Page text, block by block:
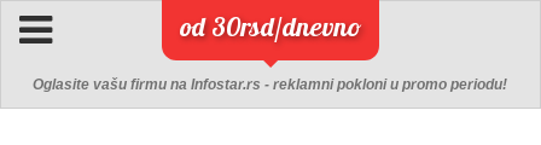
od 30rsd/dnevno
Oglasite vašu firmu na Infostar.rs - reklamni pokloni u promo periodu!